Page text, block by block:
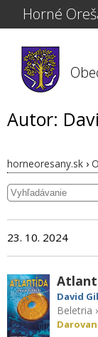
Horné
Autor:
horneoresany.sk ›
23. 10. 2024
David
Beletria